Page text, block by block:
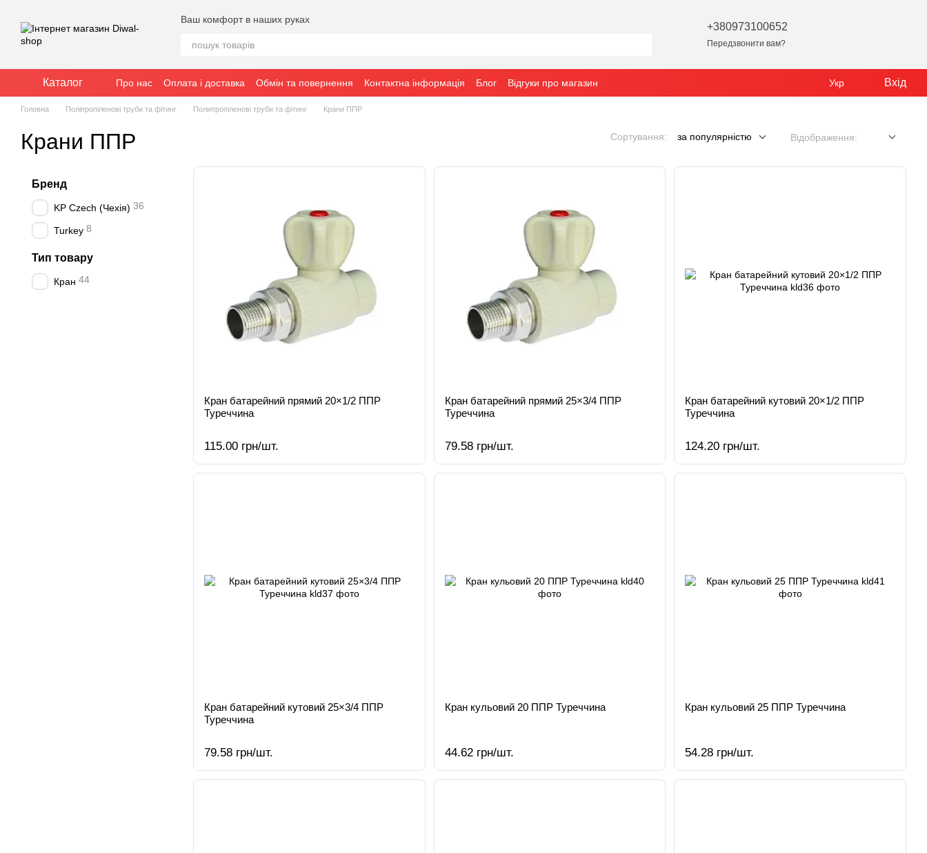
Ваш комфорт в наших руках
+380973100652
Передзвонити вам?
Каталог Про нас Оплата і доставка Обмін та повернення Контактна інформація Блог Відгуки про магазин Укр Вхід
Головна Поліпропіленові труби та фітинг Полипропіленові труби та фітинг Крани ППР
Крани ППР Сортування: за популярністю Відображення:
Кран батарейний прямий 20×1/2 ППР
Туреччина
115.00 грн/шт.
Кран батарейний прямий 25×3/4 ППР
Туреччина
79.58 грн/шт.
Кран батарейний кутовий 20×1/2 ППР
Туреччина
124.20 грн/шт.
Кран батарейний кутовий 25×3/4 ППР
Туреччина
79.58 грн/шт.
Кран кульовий 20 ППР Туреччина
44.62 грн/шт.
Кран кульовий 25 ППР Туреччина
54.28 грн/шт.
Бренд
KP Czech (Чехія) 36
Turkey 8
Тип товару
Кран 44